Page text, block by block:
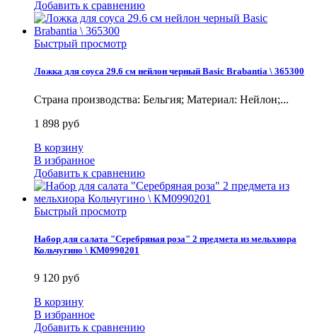
Добавить к сравнению
Быстрый просмотр
Ложка для соуса 29.6 см нейлон черный Basic Brabantia \ 365300
Страна производства: Бельгия; Материал: Нейлон;...
1 898 руб
В корзину
В избранное
Добавить к сравнению
Быстрый просмотр
Набор для салата "Серебряная роза" 2 предмета из мельхиора
Кольчугино \ КМ0990201
9 120 руб
В корзину
В избранное
Добавить к сравнению